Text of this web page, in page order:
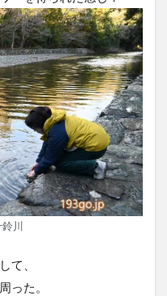
川
て、
った。